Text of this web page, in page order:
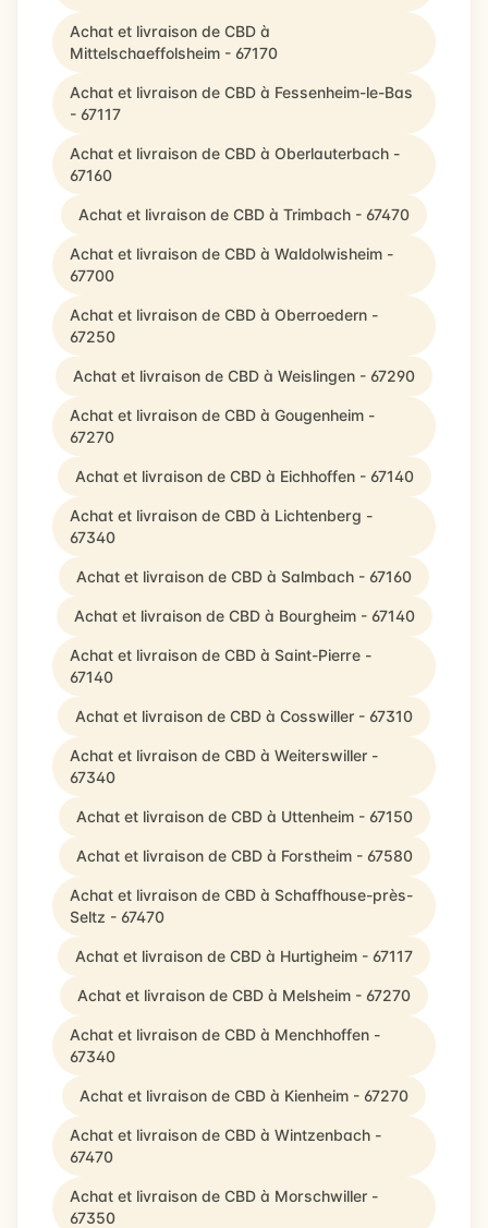
Achat et livraison de CBD à
Mittelschaeffolsheim - 67170
Achat et livraison de CBD à Fessenheim-le-Bas
- 67117
Achat et livraison de CBD à Oberlauterbach -
67160
Achat et livraison de CBD à Trimbach - 67470
Achat et livraison de CBD à Waldolwisheim -
67700
Achat et livraison de CBD à Oberroedern -
67250
Achat et livraison de CBD à Weislingen - 67290
Achat et livraison de CBD à Gougenheim -
67270
Achat et livraison de CBD à Eichhoffen - 67140
Achat et livraison de CBD à Lichtenberg -
67340
Achat et livraison de CBD à Salmbach - 67160
Achat et livraison de CBD à Bourgheim - 67140
Achat et livraison de CBD à Saint-Pierre -
67140
Achat et livraison de CBD à Cosswiller - 67310
Achat et livraison de CBD à Weiterswiller -
67340
Achat et livraison de CBD à Uttenheim - 67150
Achat et livraison de CBD à Forstheim - 67580
Achat et livraison de CBD à Schaffhouse-près-
Seltz - 67470
Achat et livraison de CBD à Hurtigheim - 67117
Achat et livraison de CBD à Melsheim - 67270
Achat et livraison de CBD à Menchhoffen -
67340
Achat et livraison de CBD à Kienheim - 67270
Achat et livraison de CBD à Wintzenbach -
67470
Achat et livraison de CBD à Morschwiller -
67350